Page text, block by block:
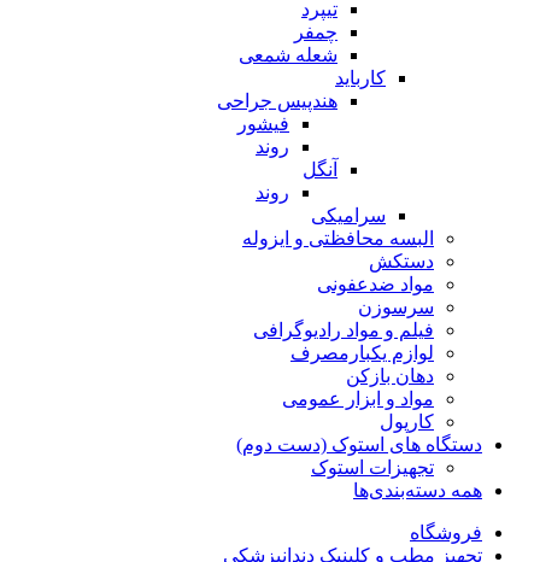
تیپرد
چمفر
شعله شمعی
کارباید
هندپیس جراحی
فیشور
روند
آنگل
روند
سرامیکی
البسه محافظتی و ایزوله
دستکش
مواد ضدعفونی
سرسوزن
فیلم و مواد رادیوگرافی
لوازم یکبارمصرف
دهان بازکن
مواد و ابزار عمومی
کارپول
دستگاه های استوک (دست دوم)
تجهیزات استوک
همه دسته‌بندی‌ها
فروشگاه
تجهیز مطب و کلینیک دندانپزشکی